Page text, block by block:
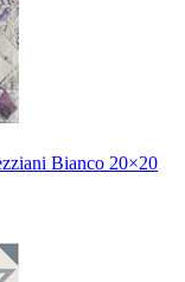
Bianco 20×20